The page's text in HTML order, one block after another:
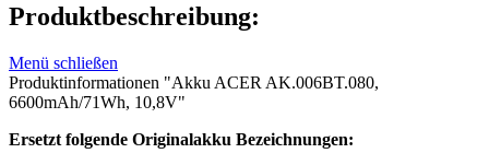
Produktbeschreibung:
Menü schließen
Produktinformationen "Akku ACER AK.006BT.080,
6600mAh/71Wh, 10,8V"
Ersetzt folgende Originalakku Bezeichnungen: